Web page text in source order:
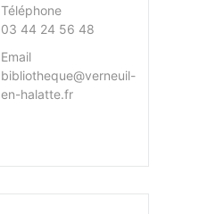
Téléphone
03 44 24 56 48
Email
bibliotheque@verneuil-
en-halatte.fr